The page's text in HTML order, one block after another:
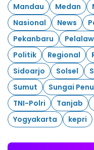
Mandau Medan
Nasional
News
Pekanbaru
Politik
Regional
Sidoarjo
Solsel
Sumut
Sungai
TNI-Polri
Tanjab
Yogyakarta
kepri